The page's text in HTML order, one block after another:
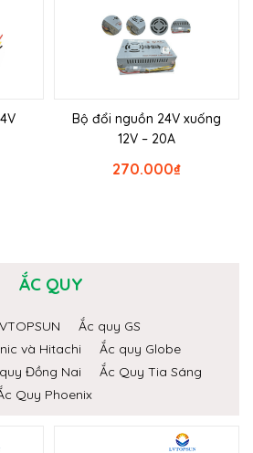
Bộ đổi nguồn 24V xuống
12V – 20A
₫
270.000
ẮC QUY
Ắc quy GS
và Hitachi
Ắc quy Globe
Đồng Nai
Ắc Quy Tia Sáng
Quy Phoenix